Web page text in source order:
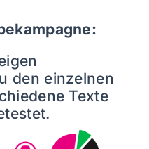
den einzelnen
Texte